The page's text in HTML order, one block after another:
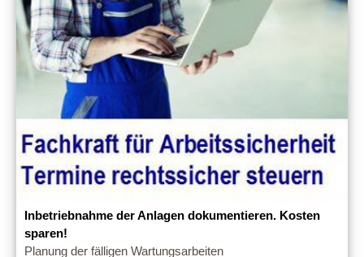
Inbetriebnahme der Anlagen dokumentieren. Kosten
sparen!
Planung der fälligen Wartungsarbeiten